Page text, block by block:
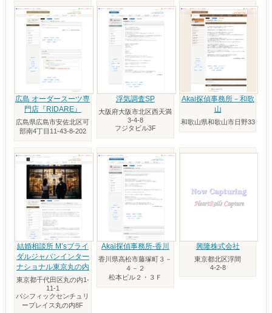
広島 オーダースーツ専
門店『RIDARE』
広島県広島市安佐北区可
部南4丁目11-43-8-202
浮気調査SP
大阪府大阪市北区西天満
3-4-8
フジタビル3F
Akai探偵事務所－和歌
山
和歌山県和歌山市日野33
結婚相談所 M’sブライ
ダルジャパンインター
ナショナル東京丸の内
東京都千代田区丸の内1-
11-1
パシフィックセンチュリ
ープレイス丸の内8F
Akai探偵事務所-香川
香川県高松市藤塚町３－
４－２
松本ビル２・３Ｆ
興隆株式会社
東京都北区浮間
4-2-8